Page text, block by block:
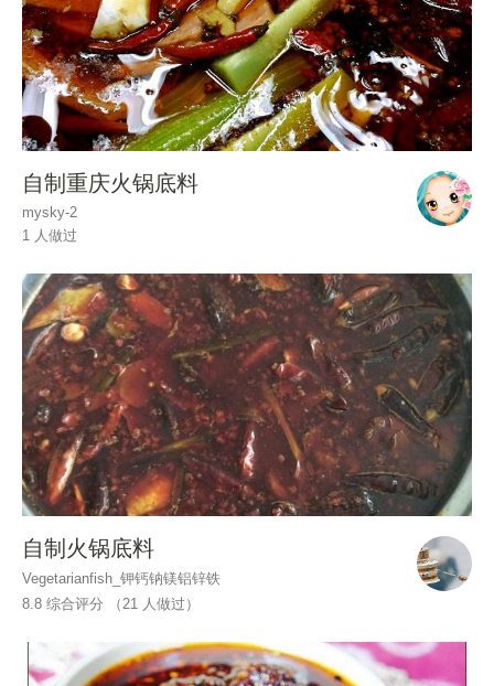
自制重庆火锅底料
mysky-2
1 人做过
自制火锅底料
Vegetarianfish_钾钙钠镁铝锌铁
8.8 综合评分 （21 人做过）